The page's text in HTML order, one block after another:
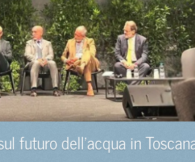
futuro dell’acqua in